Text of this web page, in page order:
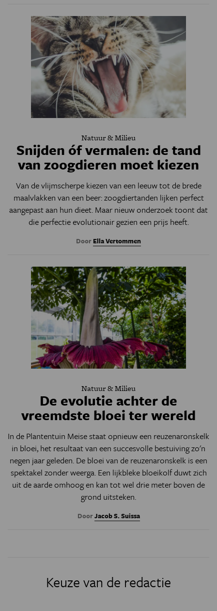
Natuur & Milieu
Snijden óf vermalen: de tand
van zoogdieren moet kiezen
Van de vlijmscherpe kiezen van een leeuw tot de brede
maalvlakken van een beer: zoogdiertanden lijken perfect
aangepast aan hun dieet. Maar nieuw onderzoek toont dat
die perfectie evolutionair gezien een prijs heeft.
Door Ella Vertommen
Natuur & Milieu
De evolutie achter de
vreemdste bloei ter wereld
In de Plantentuin Meise staat opnieuw een reuzenaronskelk
in bloei, het resultaat van een succesvolle bestuiving zo'n
negen jaar geleden. De bloei van de reuzenaronskelk is een
spektakel zonder weerga. Een lijkbleke bloeikolf duwt zich
uit de aarde omhoog en kan tot wel drie meter boven de
grond uitsteken.
DoorJacob S. Suissa
Keuze van de redactie